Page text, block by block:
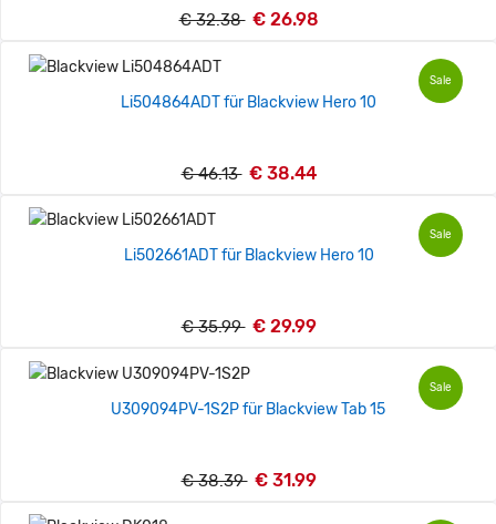
€ 32.38 € 26.98
Sale
Li504864ADT für Blackview Hero 10
€ 46.13 € 38.44
Sale
Li502661ADT für Blackview Hero 10
€ 35.99 € 29.99
Sale
U309094PV-1S2P für Blackview Tab 15
€ 38.39 € 31.99